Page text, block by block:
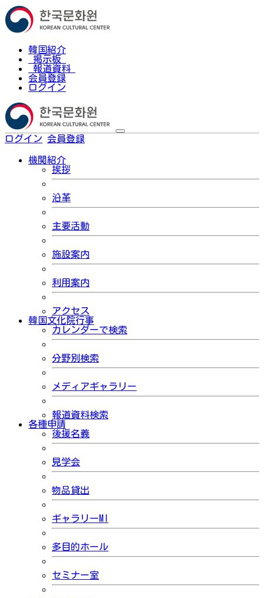
韓国紹介
掲示板
報道資料
会員登録
ログイン
ログイン 会員登録
機関紹介
挨拶
沿革
主要活動
施設案内
利用案内
アクセス
韓国文化院行事
カレンダーで検索
分野別検索
メディアギャラリー
報道資料検索
各種申請
後援名義
見学会
物品貸出
ギャラリーMI
多目的ホール
セミナー室